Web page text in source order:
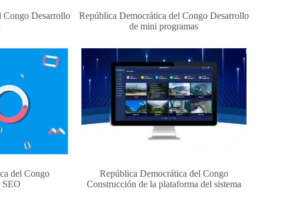
Congo Desarrollo
República Democrática del Congo Desarrollo
de mini programas
del Congo
SEO
República Democrática del Congo
Construcción de la plataforma del sistema